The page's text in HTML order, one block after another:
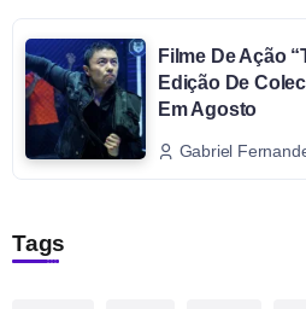
Filme De Ação
Edição De
Em Agosto
Gabriel
Tags